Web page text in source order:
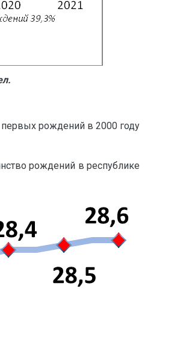
рождений в 2000 году
рождений в республике